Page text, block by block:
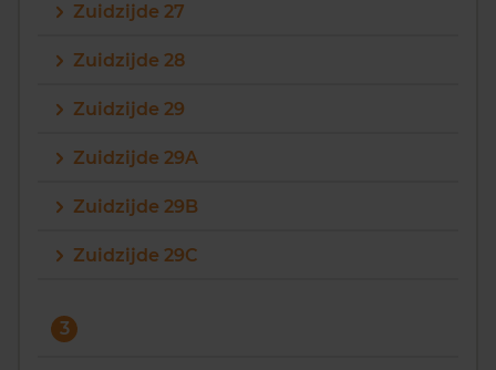
Zuidzijde 27
Zuidzijde 28
Zuidzijde 29
Zuidzijde 29A
Zuidzijde 29B
Zuidzijde 29C
3